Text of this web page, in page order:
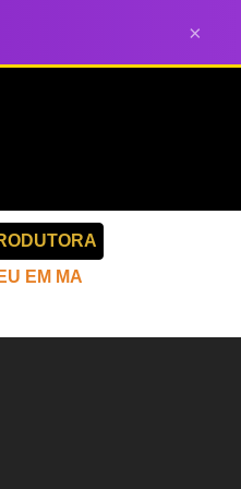
×
EM MA